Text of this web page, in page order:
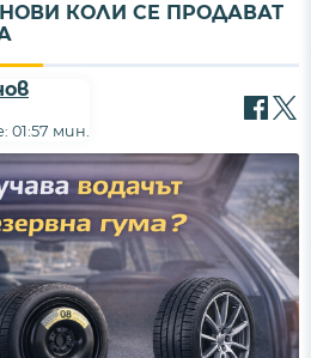
КОЛИ СЕ ПРОДАВАТ
01:57 мин.